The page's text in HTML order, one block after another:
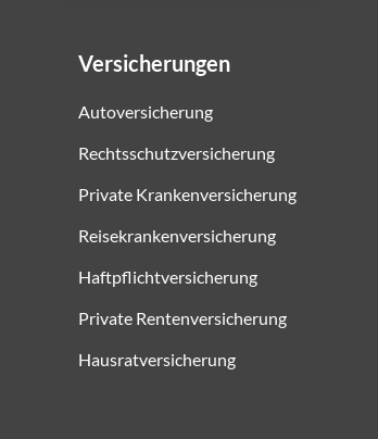
Versicherungen
Autoversicherung
Rechtsschutzversicherung
Private Krankenversicherung
Reisekrankenversicherung
Haftpflichtversicherung
Private Rentenversicherung
Hausratversicherung